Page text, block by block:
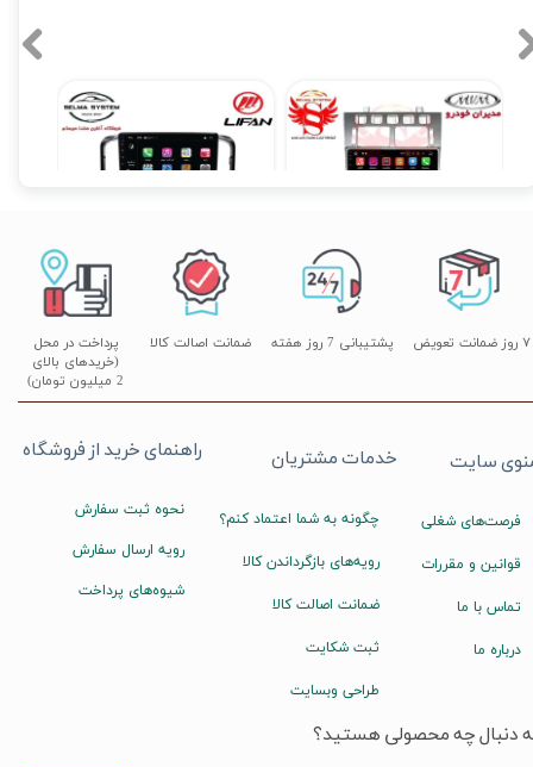
مانیتور فابریک لیفان 620 Lifan 620 اندروید
۱۱,۵۹۰,۰۰۰ تومان
مانیتور فابریک اندروید برند آلفا پرو ام وی ام 530 مدل MTK
۱۲,۹۰۰,۰۰۰ تومان
پشتیبانی 7 روز هفته
پرداخت در محل
(خریدهای بالای
2 میلیون تومان)
۷ روز ضمانت تعویض ضمانت اصالت کالا
راهنمای خرید از فروشگاه
نحوه ثبت سفارش
رویه ارسال سفارش
شیوه‌های پرداخت
خدمات مشتریان
چگونه به شما اعتماد کنم؟
رویه‌های بازگرداندن کالا
ضمانت اصالت کالا
ثبت شکایت
طراحی وبسایت
سایت
فرصت‌های شغلی
قوانین و مقررات
تماس با ما
درباره ما
دنبال چه محصولی هستید؟